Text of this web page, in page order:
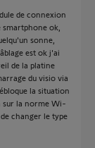
de connexion
ok,
sonne,
est ok j'ai
de la platine
du visio via
la situation
sur la norme Wi-
changer le type